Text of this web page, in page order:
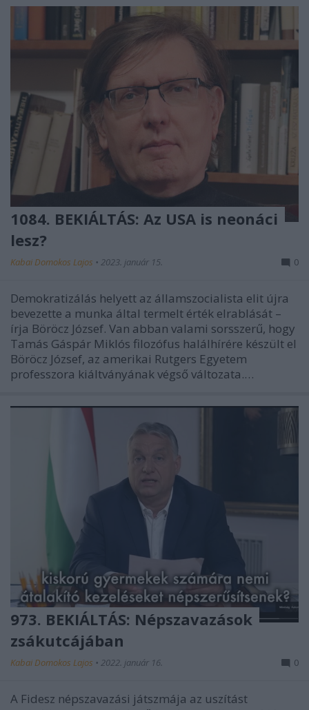
1084. BEKIÁLTÁS: Az USA is neonáci
lesz?
Kabai Domokos Lajos • 2023. január 15. 0
Demokratizálás helyett az államszocialista elit újra
bevezette a munka által termelt érték elrablását –
írja Böröcz József. Van abban valami sorsszerű, hogy
Tamás Gáspár Miklós filozófus halálhírére készült el
Böröcz József, az amerikai Rutgers Egyetem
professzora kiáltványának végső változata.…
973. BEKIÁLTÁS: Népszavazások
zsákutcájában
Kabai Domokos Lajos • 2022. január 16. 0
A Fidesz népszavazási játszmája az uszítást